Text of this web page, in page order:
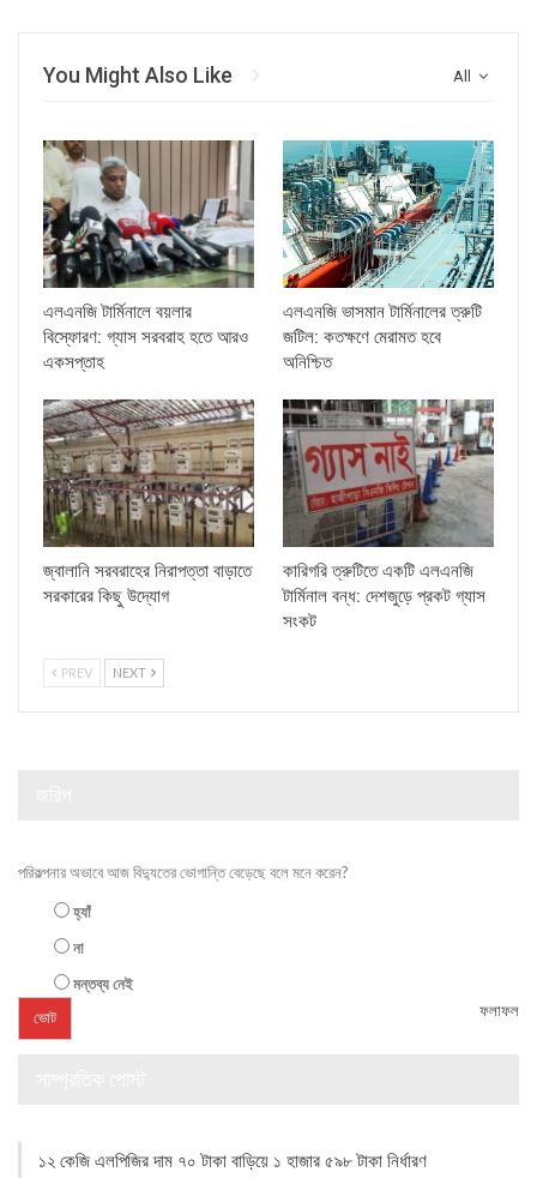
All
You Might Also Like
এলএনজি টার্মিনালে বয়লার
বিস্ফোরণ: গ্যাস সরবরাহ হতে আরও
একসপ্তাহ
এলএনজি ভাসমান টার্মিনালের ত্রুটি
জটিল: কতক্ষণে মেরামত হবে
অনিশ্চিত
জ্বালানি সরবরাহের নিরাপত্তা বাড়াতে
সরকারের কিছু উদ্যোগ
কারিগরি ত্রুটিতে একটি এলএনজি
টার্মিনাল বন্ধ: দেশজুড়ে প্রকট গ্যাস
সংকট
PREV NEXT
পরিকল্পনার অভাবে আজ বিদ্যুতের ভোগান্তি বেড়েছে বলে মনে করেন?
হ্যাঁ
না
মন্তব্য নেই
ফলাফল
১২ কেজি এলপিজির দাম ৭০ টাকা বাড়িয়ে ১ হাজার ৫৯৮ টাকা নির্ধারণ